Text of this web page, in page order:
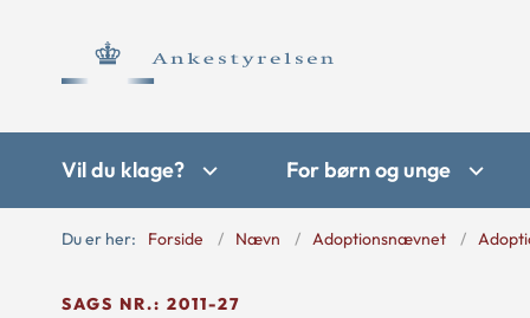
Vil du klage? For børn og unge
Du er her: Forside Nævn Adoptionsnævnet
SAGS NR.: 2011-27